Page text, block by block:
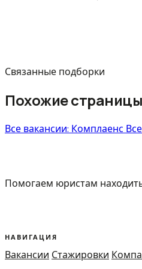
Связанные подборки
Похожие
Все вакансии: Комплаенс
Помогаем юристам
НАВИГАЦИЯ
Вакансии Стажировки